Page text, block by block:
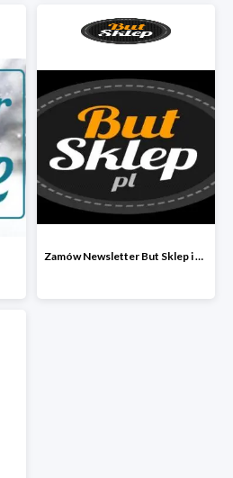
Zamów Newsletter But Sklep i odbierz 33 zł